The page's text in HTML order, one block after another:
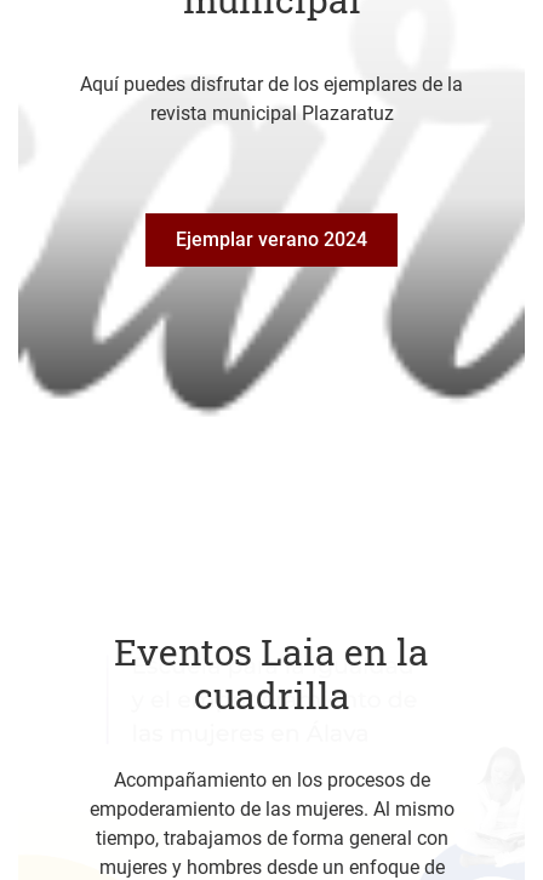
Aquí puedes disfrutar de los ejemplares de la
revista municipal Plazaratuz
Ejemplar verano 2024
Eventos Laia en la
cuadrilla
Acompañamiento en los procesos de
empoderamiento de las mujeres. Al mismo
tiempo, trabajamos de forma general con
mujeres y hombres desde un enfoque de